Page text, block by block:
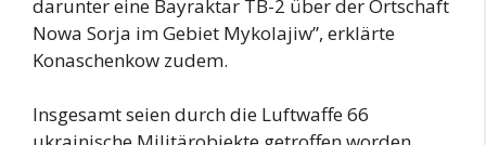
darunter eine Bayraktar TB-2 über der Ortschaft
Nowa Sorja im Gebiet Mykolajiw”, erklärte
Konaschenkow zudem.
Insgesamt seien durch die Luftwaffe 66